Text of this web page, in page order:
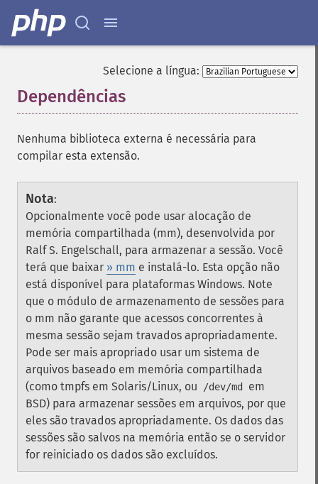
Selecione a língua:
Dependências
Nenhuma biblioteca externa é necessária para
compilar esta extensão.
Nota:
Opcionalmente você pode usar alocação de
memória compartilhada (mm), desenvolvida por
Ralf S. Engelschall, para armazenar a sessão. Você
terá que baixar » mm e instalá-lo. Esta opção não
está disponível para plataformas Windows. Note
que o módulo de armazenamento de sessões para
o mm não garante que acessos concorrentes à
mesma sessão sejam travados apropriadamente.
Pode ser mais apropriado usar um sistema de
arquivos baseado em memória compartilhada
(como tmpfs em Solaris/Linux, ou
/dev/md
em
BSD) para armazenar sessões em arquivos, por que
eles são travados apropriadamente. Os dados das
sessões são salvos na memória então se o servidor
for reiniciado os dados são excluídos.